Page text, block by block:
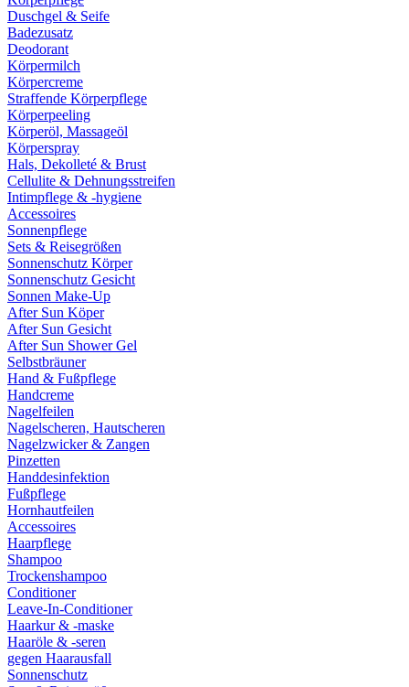
Duschgel & Seife
Badezusatz
Deodorant
Körpermilch
Körpercreme
Straffende Körperpflege
Körperpeeling
Körperöl, Massageöl
Körperspray
Hals, Dekolleté & Brust
Cellulite & Dehnungsstreifen
Intimpflege & -hygiene
Accessoires
Sonnenpflege
Sets & Reisegrößen
Sonnenschutz Körper
Sonnenschutz Gesicht
Sonnen Make-Up
After Sun Köper
After Sun Gesicht
After Sun Shower Gel
Selbstbräuner
Hand & Fußpflege
Handcreme
Nagelfeilen
Nagelscheren, Hautscheren
Nagelzwicker & Zangen
Pinzetten
Handdesinfektion
Fußpflege
Hornhautfeilen
Accessoires
Haarpflege
Shampoo
Trockenshampoo
Conditioner
Leave-In-Conditioner
Haarkur & -maske
Haaröle & -seren
gegen Haarausfall
Sonnenschutz